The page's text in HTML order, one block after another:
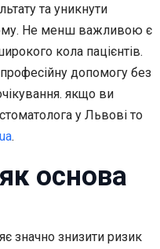
та уникнути
Не менш важливою є
кола пацієнтів.
допомогу без
якщо ви
у Львові то
.
основа
значно знизити ризик